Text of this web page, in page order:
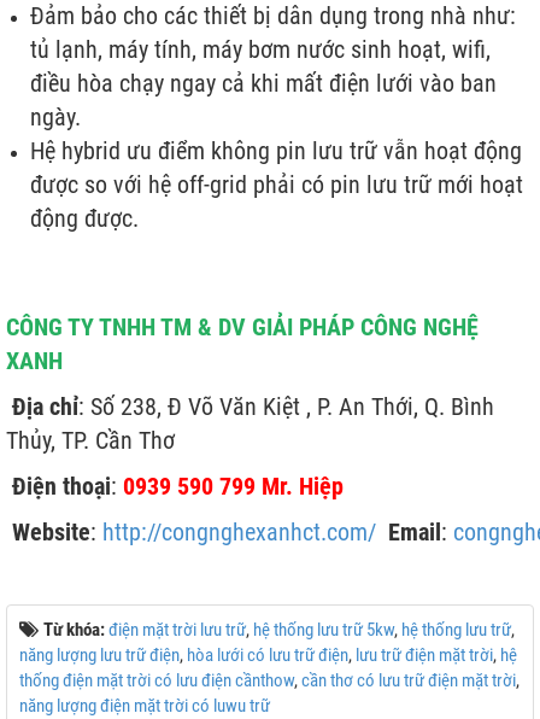
Đảm bảo cho các thiết bị dân dụng trong nhà như:
tủ lạnh, máy tính, máy bơm nước sinh hoạt, wifi,
điều hòa chạy ngay cả khi mất điện lưới vào ban
ngày.
Hệ hybrid ưu điểm không pin lưu trữ vẫn hoạt động
được so với hệ off-grid phải có pin lưu trữ mới hoạt
động được.
CÔNG TY TNHH TM & DV GIẢI PHÁP CÔNG NGHỆ
XANH
Địa chỉ: Số 238, Đ Võ Văn Kiệt , P. An Thới, Q. Bình
Thủy, TP. Cần Thơ
Điện thoại: 0939 590 799 Mr. Hiệp
Website: http://congnghexanhct.com/ Email:
Từ khóa:điện mặt trời lưu trữ, hệ thống lưu trữ 5kw, hệ thống lưu trữ,
năng lượng lưu trữ điện, hòa lưới có lưu trữ điện, lưu trữ điện mặt trời, hệ
thống điện mặt trời có lưu điện cầnthow,cần thơ có lưu trữ điện mặt trời,
năng lượng điện mặt trời có luwu trữ